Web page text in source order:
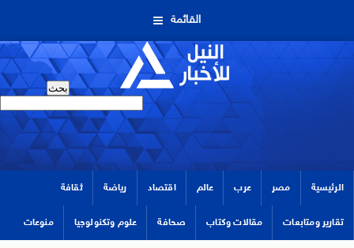
القائمة
الرئيسية مصر عرب عالم اقتصاد رياضة ثقافة
تقارير ومتابعات مقالات وكتاب صحافة علوم وتكنولوجيا منوعات